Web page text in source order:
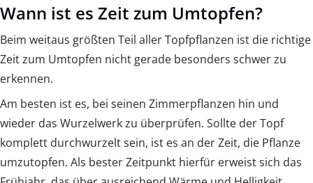
Wann ist es Zeit zum Umtopfen?
Beim weitaus größten Teil aller Topfpflanzen ist die richtige
Zeit zum Umtopfen nicht gerade besonders schwer zu
erkennen.
Am besten ist es, bei seinen Zimmerpflanzen hin und
wieder das Wurzelwerk zu überprüfen. Sollte der Topf
komplett durchwurzelt sein, ist es an der Zeit, die Pflanze
umzutopfen. Als bester Zeitpunkt hierfür erweist sich das